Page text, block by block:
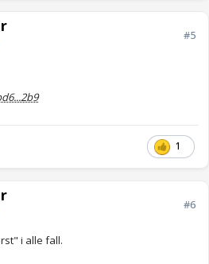
#5
1
#6
i alle fall.